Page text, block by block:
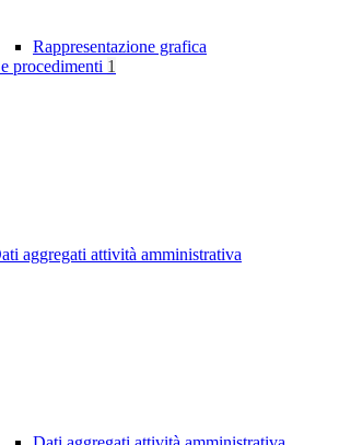
Rappresentazione grafica
procedimenti 1
aggregati attività amministrativa